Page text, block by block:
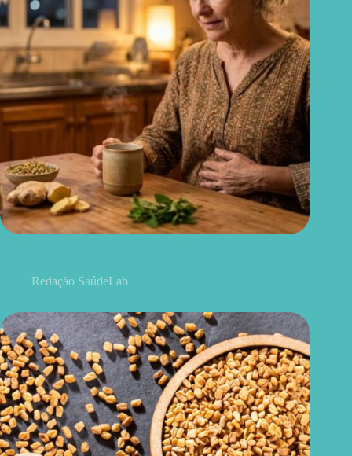
Redação SaúdeLab